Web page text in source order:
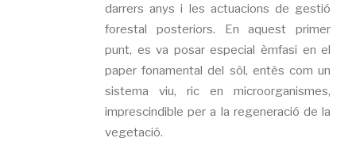
darrers anys i les actuacions de gestió
forestal posteriors. En aquest primer
punt, es va posar especial èmfasi en el
paper fonamental del sòl, entès com un
sistema viu, ric en microorganismes,
imprescindible per a la regeneració de la
vegetació.